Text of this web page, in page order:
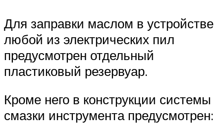
Для заправки маслом в устройстве
любой из электрических пил
предусмотрен отдельный
пластиковый резервуар.
Кроме него в конструкции системы
смазки инструмента предусмотрен: